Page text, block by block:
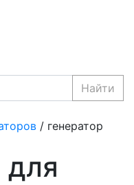
Найти
/ генератор
для